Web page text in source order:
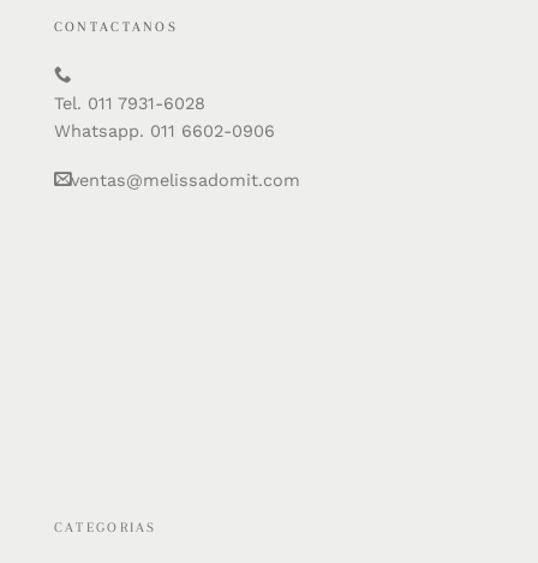
CONTACTANOS
Tel. 011 7931-6028
Whatsapp. 011 6602-0906
ventas@melissadomit.com
CATEGORIAS